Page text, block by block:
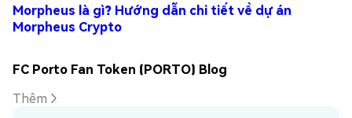
Morpheus là gì? Hướng dẫn chi tiết về dự án
Morpheus Crypto
FC Porto Fan Token (PORTO) Blog
Thêm